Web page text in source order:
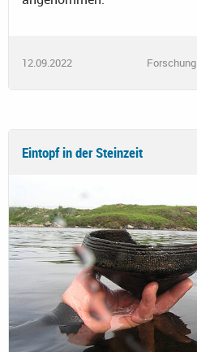
12.09.2022 Forschung
Eintopf in der Steinzeit